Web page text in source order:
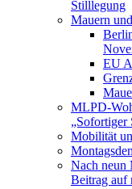
Stilllegung
Mauern
EU
MLPD-
„Sofortiger
Mobilität
Nach neun
Beitrag auf